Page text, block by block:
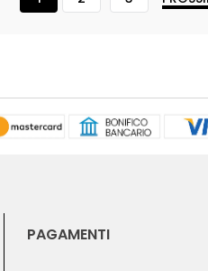
PAGAMENTI